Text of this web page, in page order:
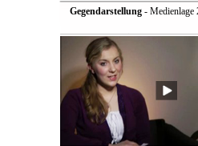
Gegendarstellung- Medienlage